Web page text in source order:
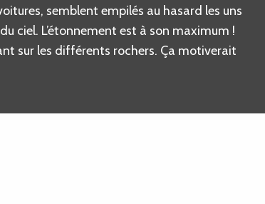
semblent empilés au hasard les uns
ciel. L’étonnement est à son maximum !
sur les différents rochers. Ça motiverait